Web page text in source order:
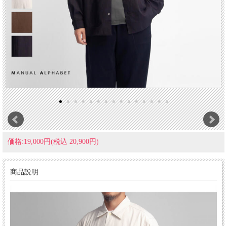
価格:19,000円(税込 20,900円)
商品説明